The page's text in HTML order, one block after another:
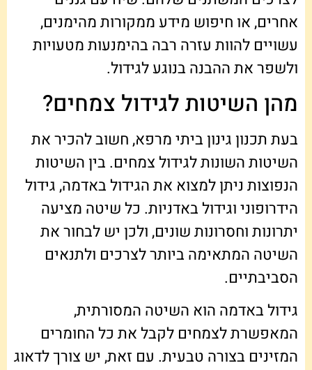
אחרים, או חיפוש מידע ממקורות מהימנים,
עשויים להוות עזרה רבה בהימנעות מטעויות
ולשפר את ההבנה בנוגע לגידול.
מהן השיטות לגידול צמחים?
בעת תכנון גינון ביתי מרפא, חשוב להכיר את
השיטות השונות לגידול צמחים. בין השיטות
הנפוצות ניתן למצוא את הגידול באדמה, גידול
הידרופוני וגידול באדניות. כל שיטה מציעה
יתרונות וחסרונות שונים, ולכן יש לבחור את
השיטה המתאימה ביותר לצרכים ולתנאים
הסביבתיים.
גידול באדמה הוא השיטה המסורתית,
המאפשרת לצמחים לקבל את כל החומרים
המזינים בצורה טבעית. עם זאת, יש צורך לדאוג